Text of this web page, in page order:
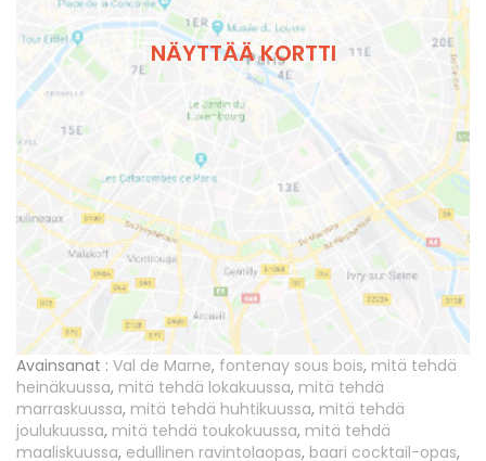
NÄYTTÄÄ KORTTI
Avainsanat : Val de Marne, fontenay sous bois, mitä tehdä
heinäkuussa, mitä tehdä lokakuussa, mitä tehdä
marraskuussa, mitä tehdä huhtikuussa, mitä tehdä
joulukuussa, mitä tehdä toukokuussa, mitä tehdä
maaliskuussa, edullinen ravintolaopas, baari cocktail-opas,